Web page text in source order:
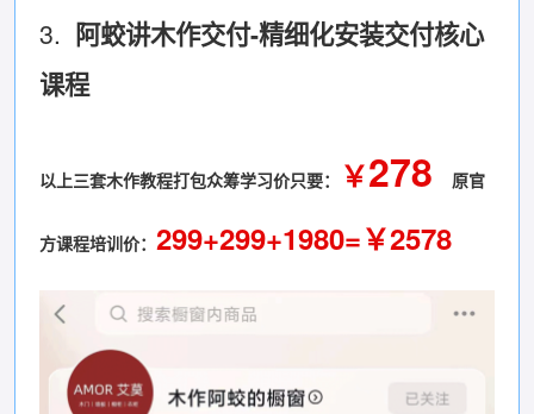
3. 阿蛟讲木作交付-精细化安装交付核心
课程
以上三套木作教程打包众筹学习价只要： ￥278 原官
方课程培训价： 299+299+1980=￥2578